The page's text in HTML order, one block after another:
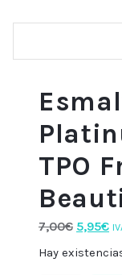
TPO
7,00€ El
precio
5,95€El
Hay